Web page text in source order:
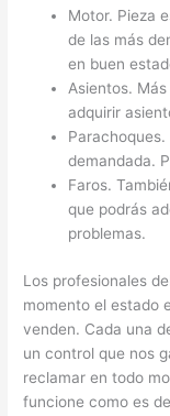
Motor. Pieza
de las más
en buen
Asientos.
adquirir
demandada.
Faros.
que podrás
problemas.
Los profesionales
momento el estado
venden. Cada una
un control que nos
reclamar en todo
funcione como es